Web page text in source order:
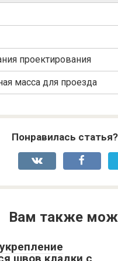
проектирования
масса для проезда
Понравилась
Вам также
швов кладки с